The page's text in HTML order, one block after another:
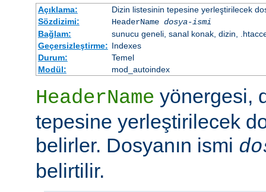
Açıklama:
Dizin listesinin tepesine yerleştirilecek
Sözdizimi:
HeaderName dosya-ismi
Bağlam:
sunucu geneli, sanal konak, dizin,
Geçersizleştirme: Indexes
Durum:
Temel
Modül:
mod_autoindex
HeaderName yönergesi,
tepesine yerleştirilecek
belirler. Dosyanın ismi
belirtilir.